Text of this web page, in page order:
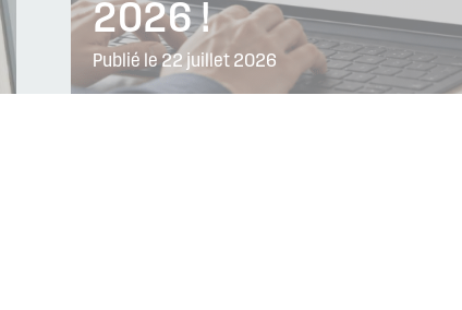
2026 !
Publié le 22 juillet 2026